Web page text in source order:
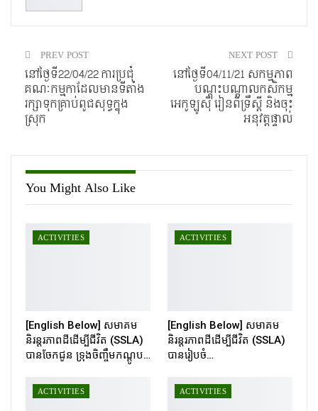
PREV POST
នៅថ្ងៃទី22/04/22 ការប្រជុំ
គណៈកម្មកាដែលមានទីតាំង
រក្សាទុកគ្រាប់ពូជសុទ្ធក្នុង
ស្រុក
NEXT POST
នៅថ្ងៃទី04/11/21 សកម្មភាព
បណ្តុះបណ្តាលកសិកម្ម
អេកូឡូសុី រៀនពីទ្រឹស្តី និងចុះ
អនុវត្តផ្ទាល់
You Might Also Like
ACTIVITIES
[English Below] សមាគម
និរន្តរភាពដីដើម្បីជីវិត (SSLA)
បានចែកជូន ទ្រុងចិញ្ចឹមកណ្ដូប…
ACTIVITIES
[English Below] សមាគម
និរន្តរភាពដីដើម្បីជីវិត (SSLA)
បានរៀបចំ…
ACTIVITIES ACTIVITIES